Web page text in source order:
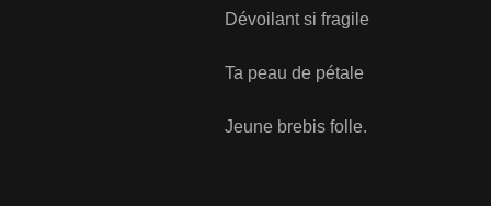
Dévoilant si fragile
Ta peau de pétale
Jeune brebis folle.